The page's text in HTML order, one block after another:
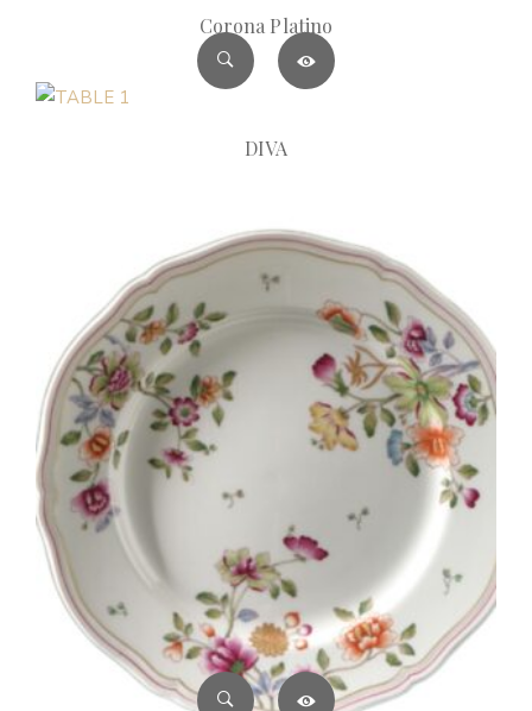
Corona Platino
DIVA